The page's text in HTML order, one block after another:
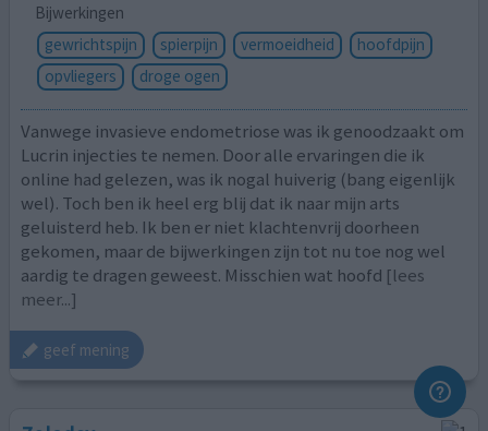
Bijwerkingen
gewrichtspijn
spierpijn vermoeidheid
hoofdpijn
opvliegers
droge ogen
Vanwege invasieve endometriose was ik genoodzaakt om
Lucrin injecties te nemen. Door alle ervaringen die ik
online had gelezen, was ik nogal huiverig (bang eigenlijk
wel). Toch ben ik heel erg blij dat ik naar mijn arts
geluisterd heb. Ik ben er niet klachtenvrij doorheen
gekomen, maar de bijwerkingen zijn tot nu toe nog wel
aardig te dragen geweest. Misschien wat hoofd [lees
meer...]
geef mening